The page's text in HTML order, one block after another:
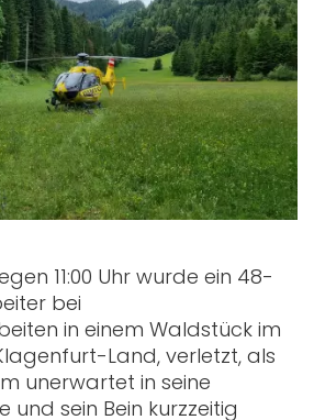
11:00 Uhr wurde ein 48-
bei
in einem Waldstück im
Land, verletzt, als
unerwartet in seine
und sein Bein kurzzeitig